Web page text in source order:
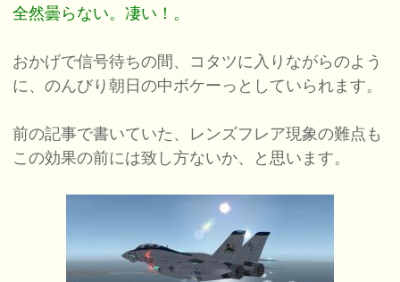
全然曇らない。凄い！。
おかげで信号待ちの間、コタツに入りながらのよう
に、のんびり朝日の中ボケーっとしていられます。
前の記事で書いていた、レンズフレア現象の難点も
この効果の前には致し方ないか、と思います。